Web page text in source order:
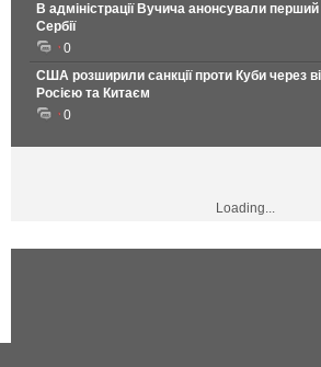
В адміністрації Вучича анонсували
Сербії
0
США розширили санкції проти Куби через
Росією та Китаєм
0
Loading...